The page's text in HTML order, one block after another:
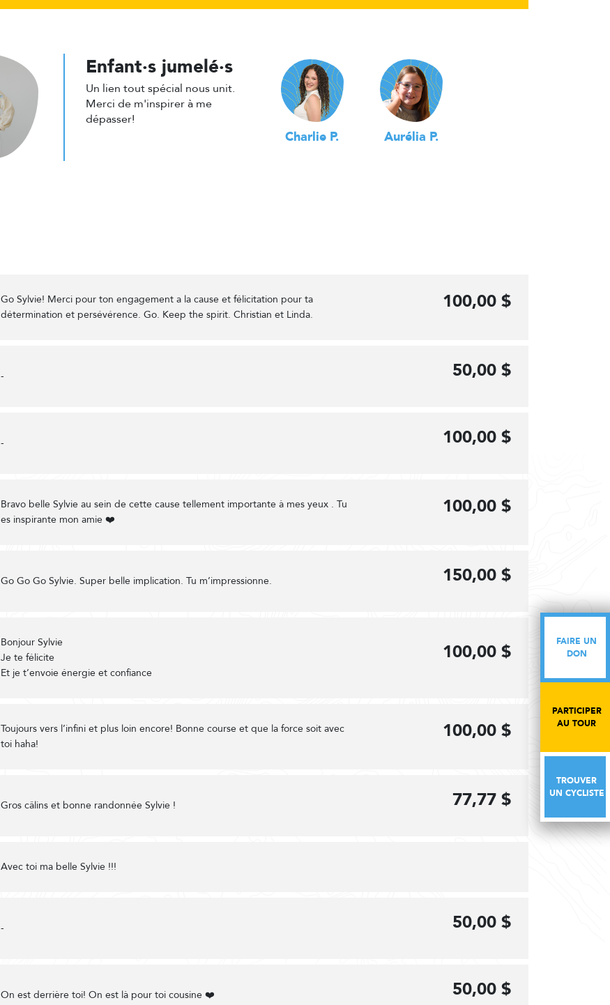
FAIRE UN
DON
PARTICIPER
AU TOUR
TROUVER
UN CYCLISTE
Enfant·s jumelé·s
Un lien tout spécial nous unit.
Merci de m'inspirer à me
dépasser!
Charlie P. Aurélia P.
Go Sylvie! Merci pour ton engagement a la cause et félicitation pour ta
détermination et persévérence. Go. Keep the spirit. Christian et Linda.
100,00 $
- 50,00 $
- 100,00 $
Bravo belle Sylvie au sein de cette cause tellement importante à mes yeux . Tu
es inspirante mon amie ❤️
100,00 $
Go Go Go Sylvie. Super belle implication. Tu m’impressionne. 150,00 $
Bonjour Sylvie
Je te félicite
Et je t’envoie énergie et confiance
100,00 $
Toujours vers l’infini et plus loin encore! Bonne course et que la force soit avec
toi haha!
100,00 $
Gros câlins et bonne randonnée Sylvie ! 77,77 $
Avec toi ma belle Sylvie !!!
- 50,00 $
On est derrière toi! On est là pour toi cousine ❤️ 50,00 $
FAIRE UN
DON
PARTICIPER
AU TOUR
TROUVER
UN CYCLISTE